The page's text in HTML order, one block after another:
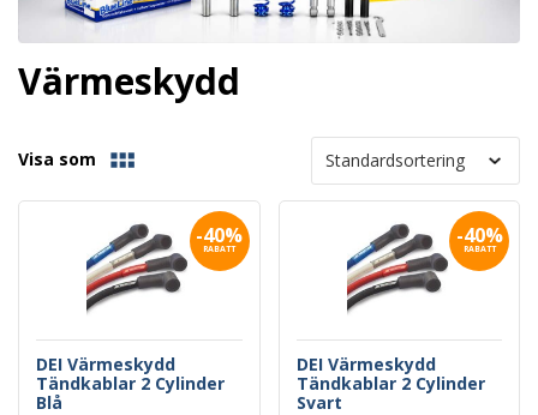
Värmeskydd
Visa som
-40%
RABATT
DEI Värmeskydd
Tändkablar 2 Cylinder
Blå
-40%
RABATT
DEI Värmeskydd
Tändkablar 2 Cylinder
Svart